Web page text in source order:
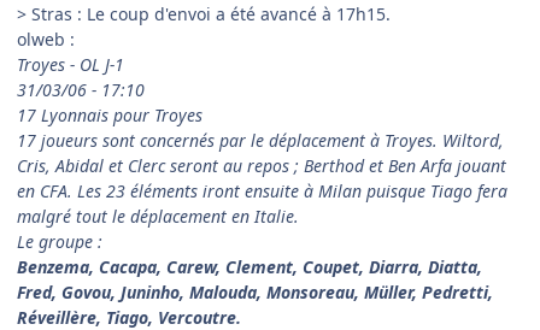
> Stras : Le coup d'envoi a été avancé à 17h15.
olweb :
Troyes - OL J-1
31/03/06 - 17:10
17 Lyonnais pour Troyes
17 joueurs sont concernés par le déplacement à Troyes. Wiltord,
Cris, Abidal et Clerc seront au repos ; Berthod et Ben Arfa jouant
en CFA. Les 23 éléments iront ensuite à Milan puisque Tiago fera
malgré tout le déplacement en Italie.
Le groupe :
Benzema, Cacapa, Carew, Clement, Coupet, Diarra, Diatta,
Fred, Govou, Juninho, Malouda, Monsoreau, Müller, Pedretti,
Réveillère, Tiago, Vercoutre.